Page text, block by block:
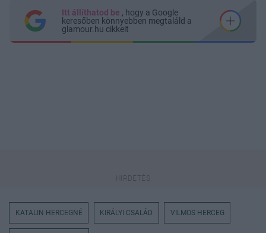
Itt állíthatod be , hogy a Google
keresőben könnyebben megtaláld a
glamour.hu cikkeit
KATALIN HERCEGNÉ KIRÁLYI CSALÁD VILMOS HERCEG